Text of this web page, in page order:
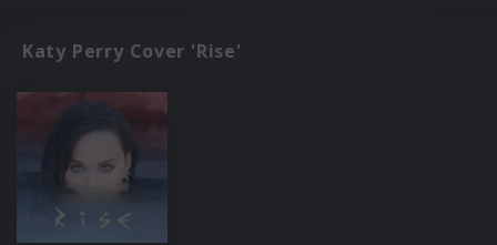
Katy Perry Cover 'Rise'